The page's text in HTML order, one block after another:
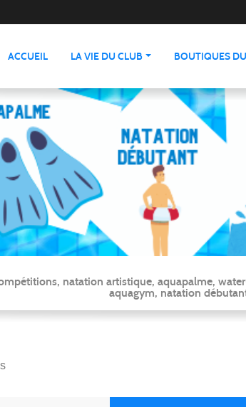
ACCUEIL LA VIE DU CLUB BOUTIQUES
natation artistique, aquapalme,
aquagym, natation